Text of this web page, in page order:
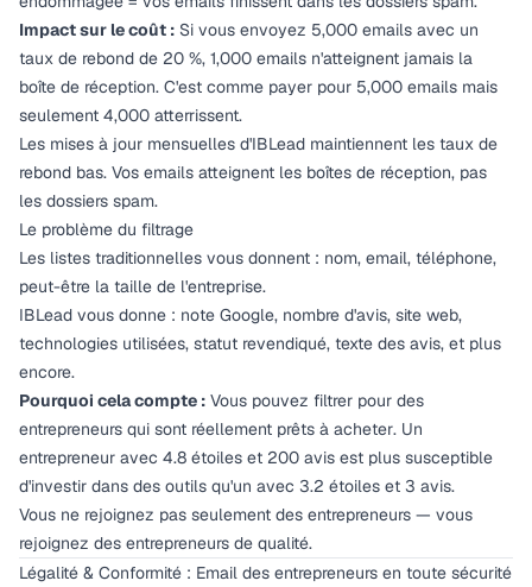
Impact sur le coût : Si vous envoyez 5,000 emails avec un
taux de rebond de 20 %, 1,000 emails n'atteignent jamais la
boîte de réception. C'est comme payer pour 5,000 emails mais
seulement 4,000 atterrissent.
Les mises à jour mensuelles d'IBLead maintiennent les taux de
rebond bas. Vos emails atteignent les boîtes de réception, pas
les dossiers spam.
Le problème du filtrage
Les listes traditionnelles vous donnent : nom, email, téléphone,
peut-être la taille de l'entreprise.
IBLead vous donne : note Google, nombre d'avis, site web,
technologies utilisées, statut revendiqué, texte des avis, et plus
encore.
Pourquoi cela compte : Vous pouvez filtrer pour des
entrepreneurs qui sont réellement prêts à acheter. Un
entrepreneur avec 4.8 étoiles et 200 avis est plus susceptible
d'investir dans des outils qu'un avec 3.2 étoiles et 3 avis.
Vous ne rejoignez pas seulement des entrepreneurs — vous
rejoignez des entrepreneurs de qualité.
Légalité & Conformité : Email des entrepreneurs en toute sécurité